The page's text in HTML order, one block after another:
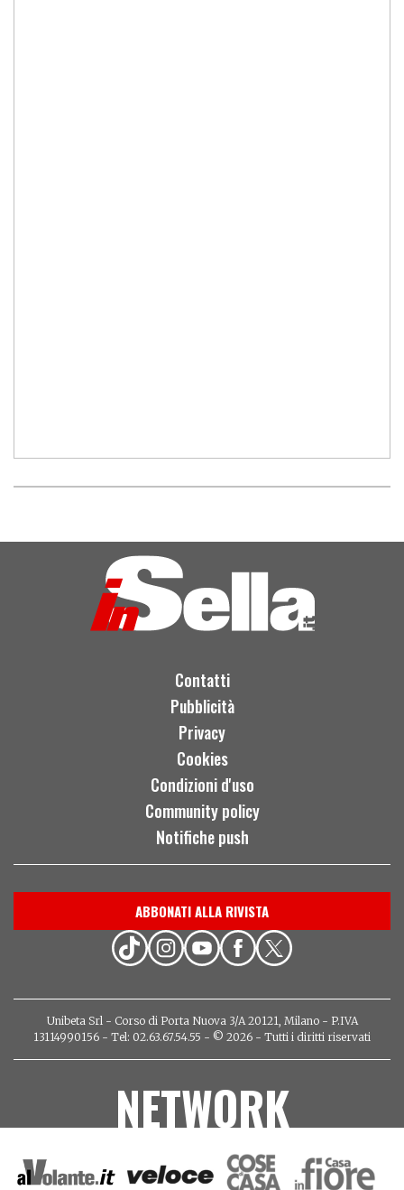
Contatti
Pubblicità
Privacy
Cookies
Condizioni d'uso
Community policy
Notifiche push
ABBONATI ALLA RIVISTA
Unibeta Srl - Corso di Porta Nuova 3/A 20121, Milano - P.IVA
13114990156 - Tel: 02.63.67.54.55 - © 2026 - Tutti i diritti riservati
NETWORK